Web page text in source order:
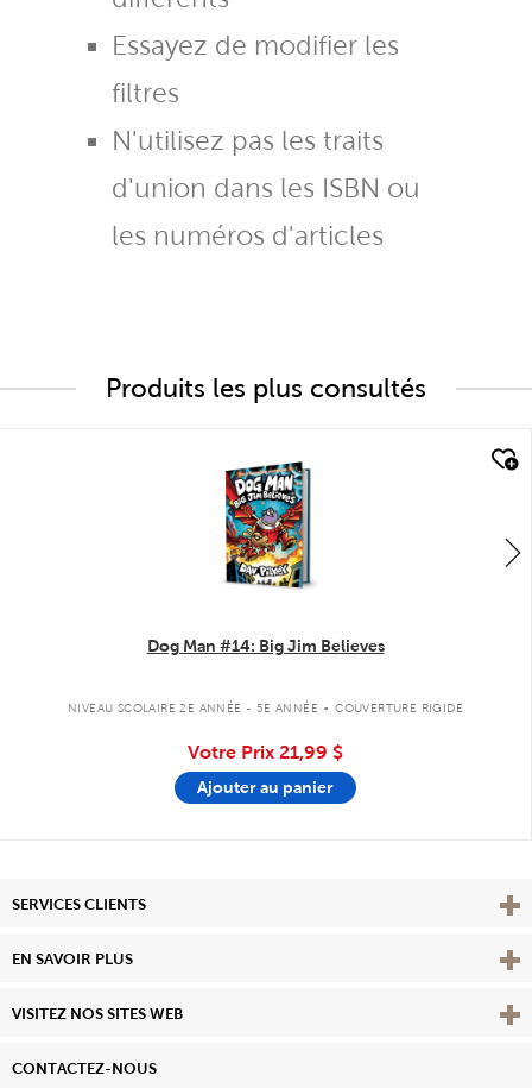
Essayez de modifier les
filtres
N'utilisez pas les traits
d'union dans les ISBN ou
les numéros d'articles
Produits les plus consultés
Dog Man #14: Big Jim Believes
NIVEAU SCOLAIRE 2E ANNÉE - 5E ANNÉE . COUVERTURE RIGIDE
Votre Prix 21,99 $
Ajouter au panier
SERVICES CLIENTS
EN SAVOIR PLUS View
VISITEZ NOS SITES WEB
CONTACTEZ-NOUS